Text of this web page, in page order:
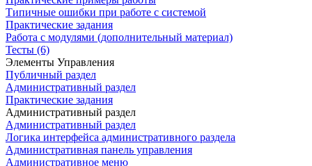
Типичные ошибки при работе с системой
Практические задания
Работа с модулями (дополнительный материал)
Тесты (6)
Элементы Управления
Публичный раздел
Административный раздел
Практические задания
Административный раздел
Административный раздел
Логика интерфейса административного раздела
Административная панель управления
Административное меню